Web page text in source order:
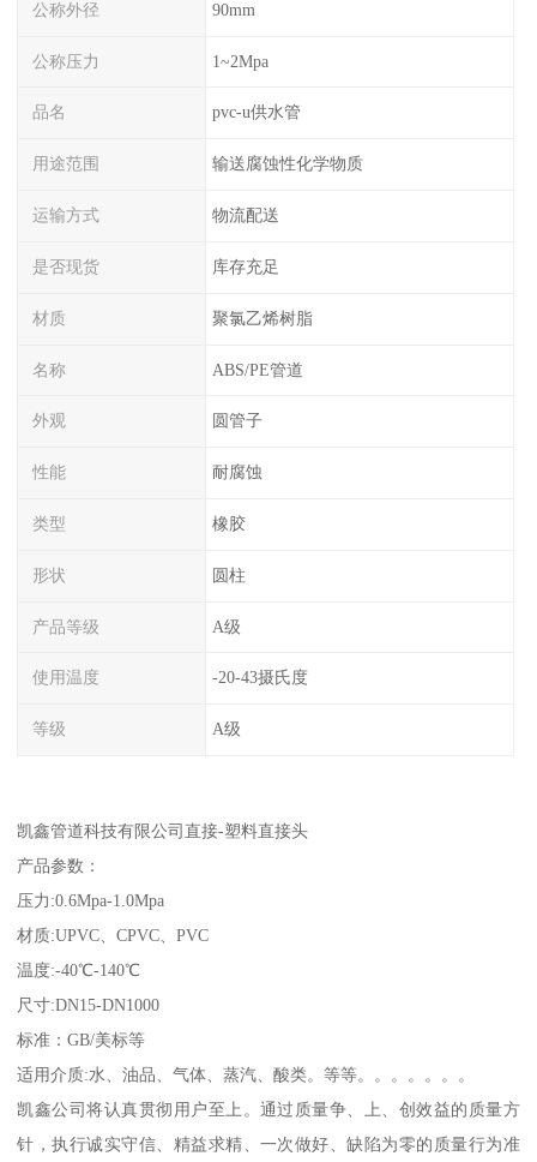
公称外径 90mm
公称压力 1~2Mpa
品名 pvc-u供水管
用途范围 输送腐蚀性化学物质
运输方式 物流配送
是否现货 库存充足
材质 聚氯乙烯树脂
名称 ABS/PE管道
外观 圆管子
性能 耐腐蚀
类型 橡胶
形状 圆柱
产品等级 A级
使用温度 -20-43摄氏度
等级 A级
凯鑫管道科技有限公司直接-塑料直接头
产品参数：
压力:0.6Mpa-1.0Mpa
材质:UPVC、CPVC、PVC
温度:-40℃-140℃
尺寸:DN15-DN1000
标准：GB/美标等
适用介质:水、油品、气体、蒸汽、酸类。等等。。。。。。。
凯鑫公司将认真贯彻用户至上。通过质量争、上、创效益的质量方
针，执行诚实守信、精益求精、一次做好、缺陷为零的质量行为准